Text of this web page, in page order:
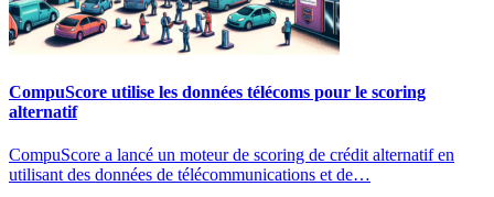
CompuScore utilise les données télécoms pour le scoring
alternatif
CompuScore a lancé un moteur de scoring de crédit alternatif en
utilisant des données de télécommunications et de…